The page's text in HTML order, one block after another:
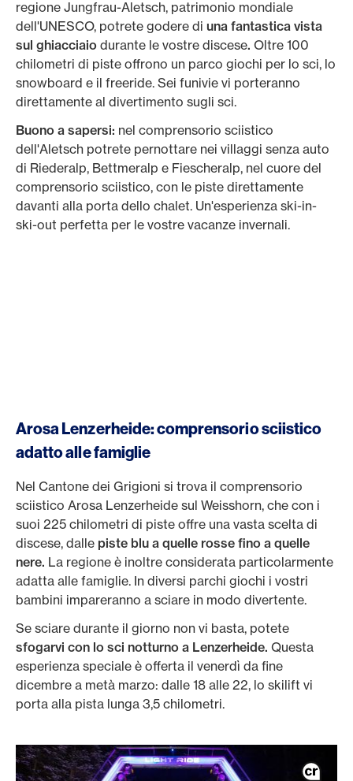
regione Jungfrau-Aletsch, patrimonio mondiale
dell'UNESCO, potrete godere di una fantastica vista
sul ghiacciaio durante le vostre discese. Oltre 100
chilometri di piste offrono un parco giochi per lo sci, lo
snowboard e il freeride. Sei funivie vi porteranno
direttamente al divertimento sugli sci.
Buono a sapersi: nel comprensorio sciistico
dell'Aletsch potrete pernottare nei villaggi senza auto
di Riederalp, Bettmeralp e Fiescheralp, nel cuore del
comprensorio sciistico, con le piste direttamente
davanti alla porta dello chalet. Un'esperienza ski-in-
ski-out perfetta per le vostre vacanze invernali.
Arosa Lenzerheide: comprensorio sciistico
adatto alle famiglie
Nel Cantone dei Grigioni si trova il comprensorio
sciistico Arosa Lenzerheide sul Weisshorn, che con i
suoi 225 chilometri di piste offre una vasta scelta di
discese, dalle piste blu a quelle rosse fino a quelle
nere. La regione è inoltre considerata particolarmente
adatta alle famiglie. In diversi parchi giochi i vostri
bambini impareranno a sciare in modo divertente.
Se sciare durante il giorno non vi basta, potete
sfogarvi con lo sci notturno a Lenzerheide. Questa
esperienza speciale è offerta il venerdì da fine
dicembre a metà marzo: dalle 18 alle 22, lo skilift vi
porta alla pista lunga 3,5 chilometri.